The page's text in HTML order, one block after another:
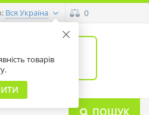
товарів
Вся Україна 0
0 грн
ПОШУК